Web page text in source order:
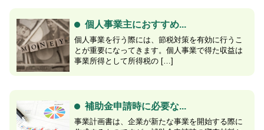
個人事業主におすすめ...
個人事業を行う際には、節税対策を有効に行うこ
とが重要になってきます。個人事業で得た収益は
事業所得として所得税の […]
補助金申請時に必要な...
事業計画書は、企業が新たな事業を開始する際に